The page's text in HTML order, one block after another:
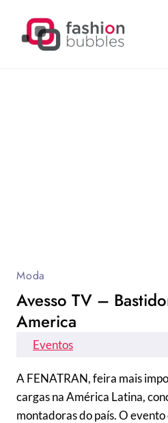
Moda
Avesso TV –
America
Eventos
A FENATRAN, feira mais
cargas na América Latina,
montadoras do país. O